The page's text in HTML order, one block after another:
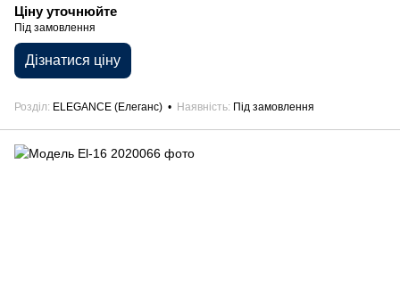
Ціну уточнюйте
Під замовлення
Дізнатися ціну
Розділ ELEGANCE (Елеганс) Наявність Під замовлення